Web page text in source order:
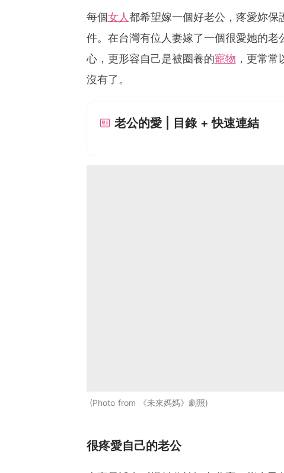
每個女人都希望嫁一個好老公，疼愛妳
件。在台灣有位人妻嫁了一個很愛她的
心，更形容自己是被圈養的寵物 ，更常
沒有了。
老公的愛 | 目錄 + 快速連結
Photo from 《未來媽媽》劇照
很疼愛自己的老公